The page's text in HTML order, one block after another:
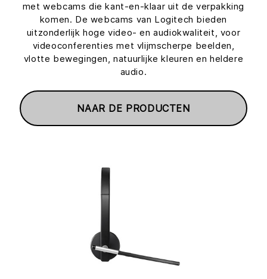
met webcams die kant-en-klaar uit de verpakking
komen. De webcams van Logitech bieden
uitzonderlijk hoge video- en audiokwaliteit, voor
videoconferenties met vlijmscherpe beelden,
vlotte bewegingen, natuurlijke kleuren en heldere
audio.
NAAR DE PRODUCTEN